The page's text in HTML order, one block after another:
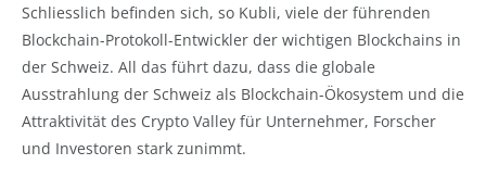
Schliesslich befinden sich, so Kubli, viele der führenden
Blockchain-Protokoll-Entwickler der wichtigen Blockchains in
der Schweiz. All das führt dazu, dass die globale
Ausstrahlung der Schweiz als Blockchain-Ökosystem und die
Attraktivität des Crypto Valley für Unternehmer, Forscher
und Investoren stark zunimmt.